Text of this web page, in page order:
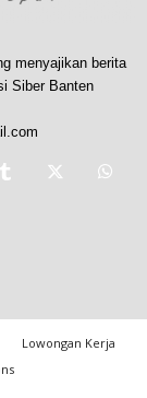
menyajikan berita
Siber Banten
Lowongan Kerja